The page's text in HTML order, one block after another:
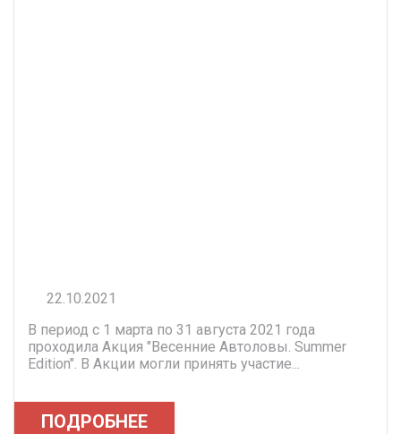
22.10.2021
В период с 1 марта по 31 августа 2021 года
проходила Акция "Весенние Автоловы. Summer
Edition". В Акции могли принять участие...
ПОДРОБНЕЕ